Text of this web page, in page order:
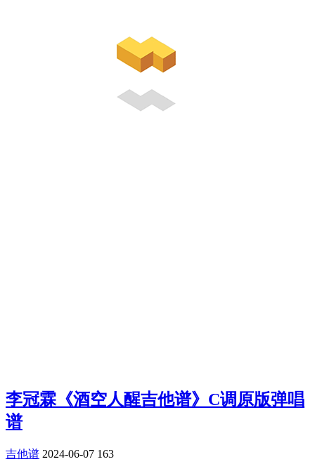
李冠霖《酒空人醒吉他谱》C调原版弹唱
谱
吉他谱 2024-06-07 163